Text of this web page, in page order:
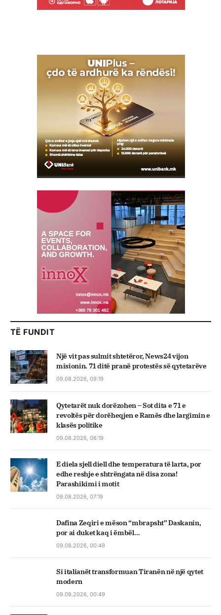
TË FUNDIT
Një vit pas sulmit shtetëror, News24 vijon
misionin. 71 ditë pranë protestës së qytetarëve
09.08.2026, 09:19
Qytetarët nuk dorëzohen – Sot dita e 71 e
revoltës për dorëheqjen e Ramës dhe largimin e
klasës politike
09.08.2026, 08:19
E diela sjell diell dhe temperatura të larta, por
edhe reshje e shtrëngata në disa zona!
Parashikimi i motit
09.08.2026, 07:19
Dafina Zeqiri e mëson “mbrapsht” Daskanin,
por ai duket kaq i ëmbël…
09.08.2026, 00:49
Si italianët transformuan Tiranën në një qytet
modern
09.08.2026, 00:49